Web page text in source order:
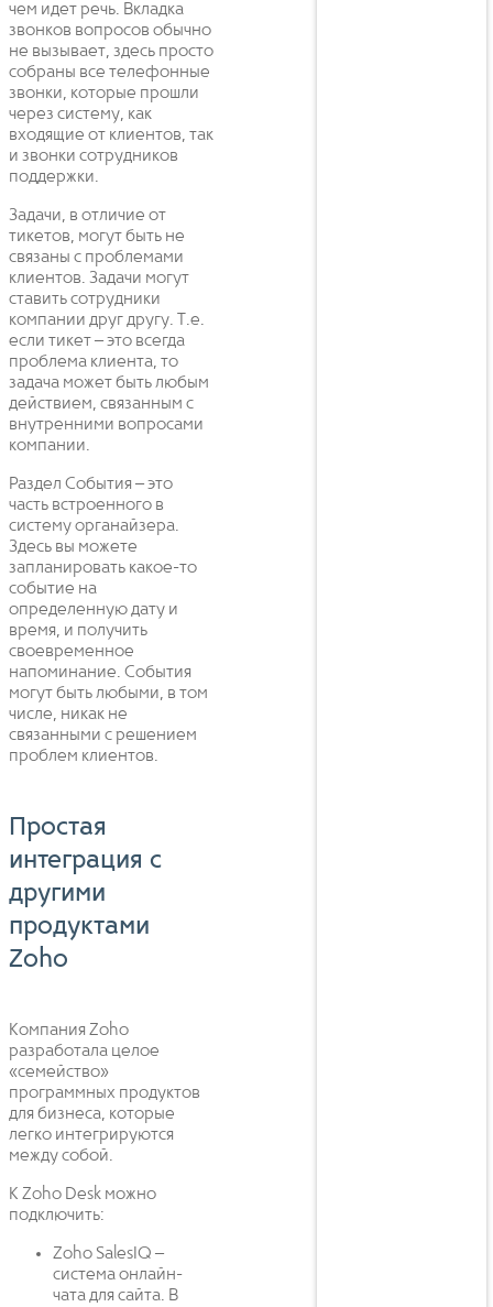
чем идет речь. Вкладка
звонков вопросов обычно
не вызывает, здесь просто
собраны все телефонные
звонки, которые прошли
через систему, как
входящие от клиентов, так
и звонки сотрудников
поддержки.
Задачи, в отличие от
тикетов, могут быть не
связаны с проблемами
клиентов. Задачи могут
ставить сотрудники
компании друг другу. Т.е.
если тикет – это всегда
проблема клиента, то
задача может быть любым
действием, связанным с
внутренними вопросами
компании.
Раздел События – это
часть встроенного в
систему органайзера.
Здесь вы можете
запланировать какое-то
событие на
определенную дату и
время, и получить
своевременное
напоминание. События
могут быть любыми, в том
числе, никак не
связанными с решением
проблем клиентов.
Простая
интеграция с
другими
продуктами
Zoho
Компания Zoho
разработала целое
«семейство»
программных продуктов
для бизнеса, которые
легко интегрируются
между собой.
К Zoho Desk можно
подключить:
Zoho SalesIQ –
система онлайн-
чата для сайта. В